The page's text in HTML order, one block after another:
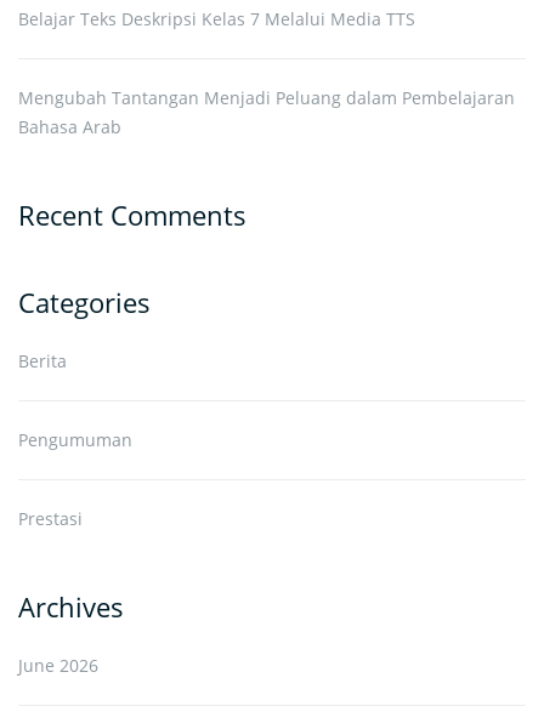
Belajar Teks Deskripsi Kelas 7 Melalui Media TTS
Mengubah Tantangan Menjadi Peluang dalam Pembelajaran
Bahasa Arab
Recent Comments
Categories
Berita
Pengumuman
Prestasi
Archives
June 2026